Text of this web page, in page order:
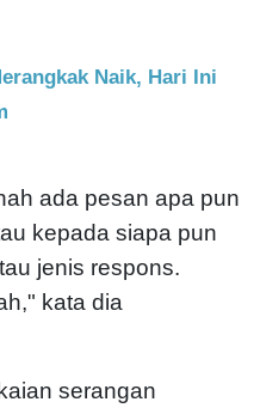
Naik, Hari Ini
ada pesan apa pun
kepada siapa pun
jenis respons.
kata dia
serangan